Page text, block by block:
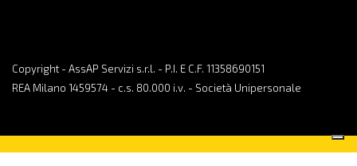
Copyright - AssAP Servizi s.r.l. - P.I. E C.F. 11358690151
REA Milano 1459574 - c.s. 80.000 i.v. - Società Unipersonale